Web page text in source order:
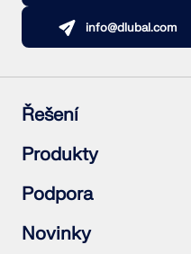
info@dlubal.com
Řešení
Železobetonové konstrukce
Ocelové konstrukce
Dřevěné konstrukce
Ocelové přípoje
Produkty
RFEM 6
RSTAB 9
RSECTION 1
RWIND 3
Podpora
Často kladené dotazy (FAQ)
Položit individuální dotaz
Novinky